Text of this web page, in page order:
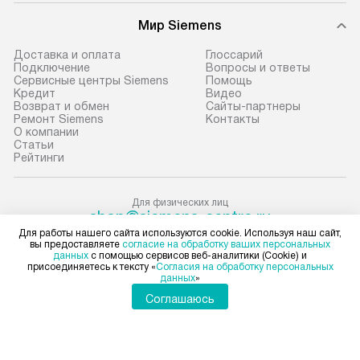
доставки доставит упакованный
требуется переместить прибор
до двери квартиры или до места
установки, пожалуйста,
предварительно согласуйте это
с менеджером. За данную услугу
взимается дополнительная плата.
они не позволяют пронести чего
то сотрудники транспортной
службы не могут демонтировать
дверцы, ручки или другие
выступающие элементы, так как
Стандартная
и
к
Производится
Мир Siemens
Доставка и оплата
Подключение
Сервисные центры Siemens
Кредит
Возврат и обмен
Ремонт Siemens
О компании
Статьи
Рейтинги
Глоссарий
Вопросы и ответы
Помощь
Видео
Сайты-партнеры
Контакты
Для физических лиц
shop@siemens-centre.ru
Для юридических лиц
business@kvalitet.company
НАПИСАТЬ РУКОВОДСТВУ
Для работы нашего сайта используются cookie. Используя наш сайт,
вы предоставляете согласие на обработку ваших персональных
данных с помощью сервисов веб-аналитики (Cookie) и
присоединяетесь к тексту «Согласия на обработку персональных
данных»
Соглашаюсь